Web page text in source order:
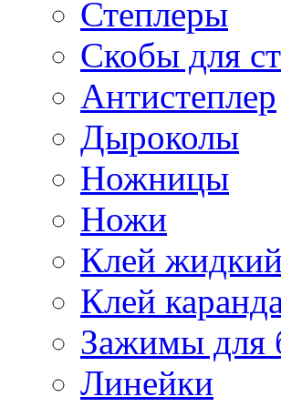
Степлеры
Скобы для
Антистеплер
Дыроколы
Ножницы
Ножи
Клей жидкий
Клей
Зажимы для
Линейки